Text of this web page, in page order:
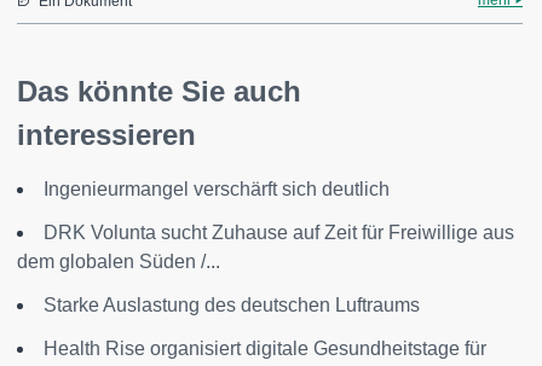
Das könnte Sie auch
interessieren
Ingenieurmangel verschärft sich deutlich
DRK Volunta sucht Zuhause auf Zeit für Freiwillige aus
dem globalen Süden /...
Starke Auslastung des deutschen Luftraums
Health Rise organisiert digitale Gesundheitstage für